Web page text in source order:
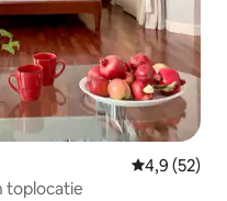
4,9 (52)
toplocatie